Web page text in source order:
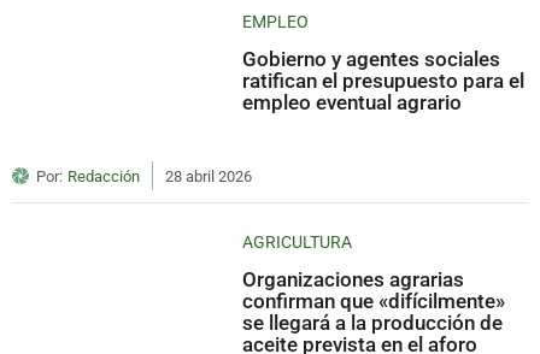
EMPLEO
Gobierno y agentes sociales
ratifican el presupuesto para el
empleo eventual agrario
Por: Redacción 28 abril 2026
AGRICULTURA
Organizaciones agrarias
confirman que «difícilmente»
se llegará a la producción de
aceite prevista en el aforo